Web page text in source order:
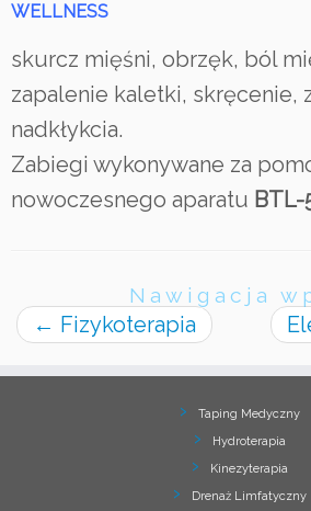
WELLNESS
skurcz mięśni, obrzęk, ból
zapalenie kaletki, skręcenie,
nadkłykcia.
Zabiegi wykonywane za
nowoczesnego aparatu BTL-
Nawigacja
← Fizykoterapia
Taping Medyczny
Hydroterapia
Kinezyterapia
Drenaż Limfatyczny